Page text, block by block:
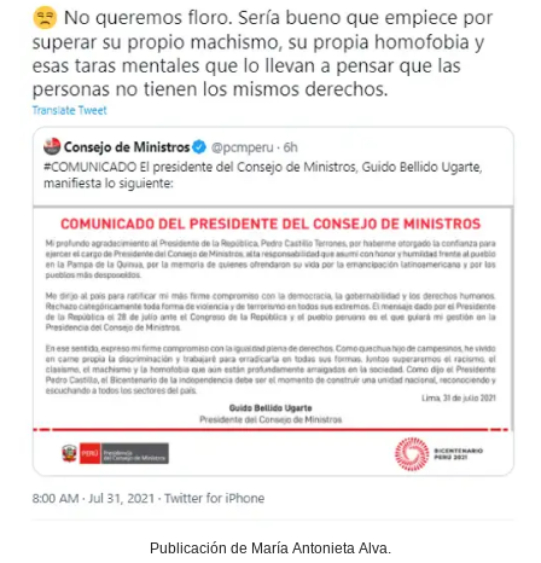
Publicación de María Antonieta Alva.